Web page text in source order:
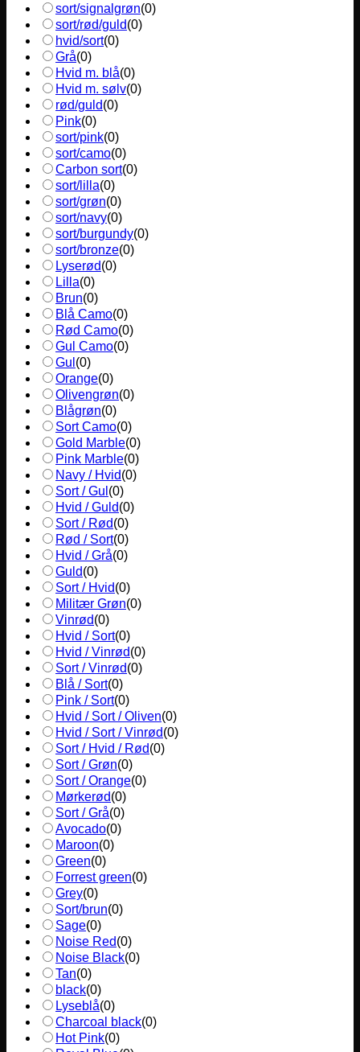
sort/signalgrøn(0)
sort/rød/guld(0)
hvid/sort(0)
Grå(0)
Hvid m. blå(0)
Hvid m. sølv(0)
rød/guld(0)
Pink(0)
sort/pink(0)
sort/camo(0)
Carbon sort(0)
sort/lilla(0)
sort/grøn(0)
sort/navy(0)
sort/burgundy(0)
sort/bronze(0)
Lyserød(0)
Lilla(0)
Brun(0)
Blå Camo(0)
Rød Camo(0)
Gul Camo(0)
Gul (0)
Orange(0)
Olivengrøn(0)
Blågrøn(0)
Sort Camo(0)
Gold Marble(0)
Pink Marble(0)
Navy / Hvid(0)
Sort / Gul (0)
Hvid / Guld(0)
Sort / Rød(0)
Rød / Sort(0)
Hvid / Grå(0)
Guld(0)
Sort / Hvid(0)
Militær Grøn(0)
Vinrød(0)
Hvid / Sort(0)
Hvid / Vinrød(0)
Sort / Vinrød(0)
Blå / Sort(0)
Pink / Sort(0)
Hvid / Sort / Oliven(0)
Hvid / Sort / Vinrød(0)
Sort / Hvid / Rød(0)
Sort / Grøn(0)
Sort / Orange(0)
Mørkerød(0)
Sort / Grå(0)
Avocado(0)
Maroon(0)
Green(0)
Forrest green(0)
Grey(0)
Sort/brun(0)
Sage(0)
Noise Red(0)
Noise Black(0)
Tan(0)
black(0)
Lyseblå(0)
Charcoal black(0)
Hot Pink(0)